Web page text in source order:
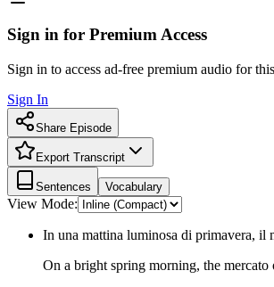
Sign in for Premium Access
Sign in to access ad-free premium audio for
Sign In
Share Episode
Export Transcript
Sentences Vocabulary
View Mode:
In una mattina luminosa di primavera, il
On a bright spring morning, the